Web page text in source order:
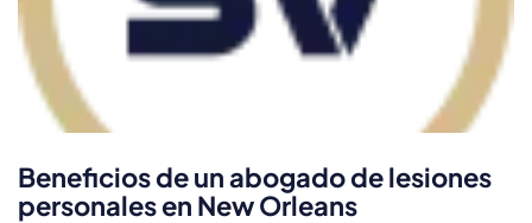
Beneficios de un abogado de lesiones
personales en New Orleans